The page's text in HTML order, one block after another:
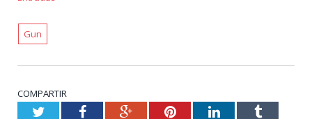
Gun
COMPARTIR
TwitterFacebookGoogle+PinterestLinkedInTumblr